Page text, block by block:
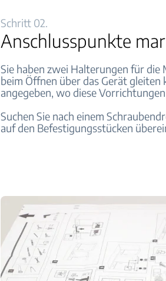
Schritt 02.
Anschlusspunkte
Sie haben zwei Halterungen für
beim Öffnen über das Gerät
angegeben, wo diese
Suchen Sie nach einem
auf den Befestigungsstücken